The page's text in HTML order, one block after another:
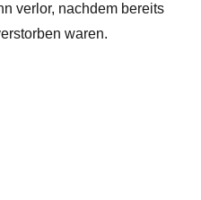
verlor, nachdem bereits
waren.